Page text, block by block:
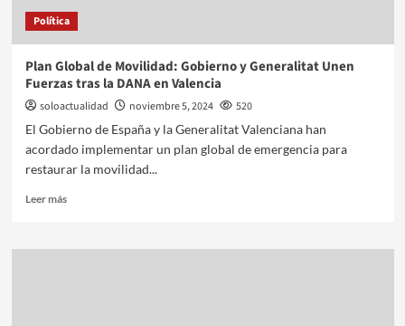
Política
Plan Global de Movilidad: Gobierno y Generalitat Unen
Fuerzas tras la DANA en Valencia
soloactualidad noviembre 5, 2024
520
El Gobierno de España y la Generalitat Valenciana han
acordado implementar un plan global de emergencia para
restaurar la movilidad...
Leer más